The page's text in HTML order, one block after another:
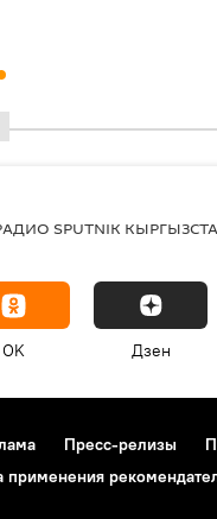
SPUTNIK
OK Дзен
Пресс-релизы
применения